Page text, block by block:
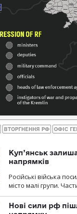
ВТОРГНЕННЯ РФ ОФІС
Куп’янськ
напрямків
Російські війська
місто малі групи.
Нові сили рф